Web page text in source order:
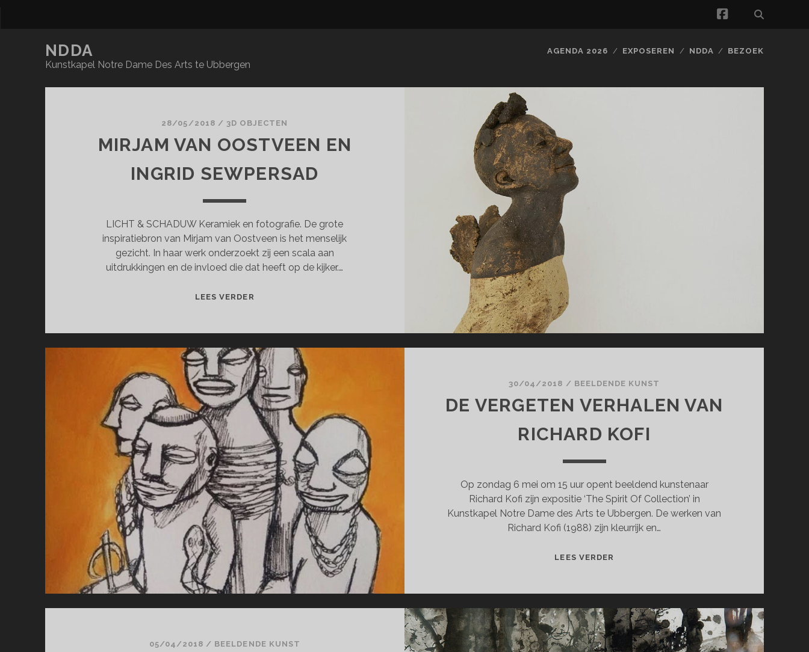
facebook
NDDA
Kunstkapel Notre Dame Des Arts te Ubbergen
AGENDA 2026 EXPOSEREN NDDA BEZOEK
28/05/2018 / 3D OBJECTEN
MIRJAM VAN OOSTVEEN EN
INGRID SEWPERSAD
LICHT & SCHADUW Keramiek en fotografie. De grote
inspiratiebron van Mirjam van Oostveen is het menselijk
gezicht. In haar werk onderzoekt zij een scala aan
uitdrukkingen en de invloed die dat heeft op de kijker.…
LEES VERDER
INGRID
SEWPERSAD
30/04/2018 / BEELDENDE KUNST
DE VERGETEN VERHALEN VAN
RICHARD KOFI
Op zondag 6 mei om 15 uur opent beeldend kunstenaar
Richard Kofi zijn expositie ‘The Spirit Of Collection’ in
Kunstkapel Notre Dame des Arts te Ubbergen. De werken van
Richard Kofi (1988) zijn kleurrijk en…
LEES VERDER
RICHARD
KOFI
05/04/2018 / BEELDENDE KUNST